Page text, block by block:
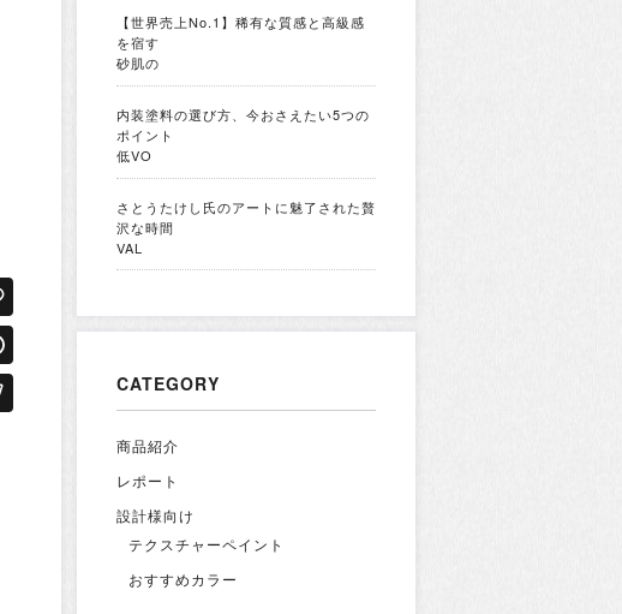
【世界売上No.1】稀有な質感と高級感
を宿す
砂肌の
内装塗料の選び方、今おさえたい5つの
ポイント
低VO
さとうたけし氏のアートに魅了された贅
沢な時間
VAL
CATEGORY
商品紹介
レポート
設計様向け
テクスチャーペイント
おすすめカラー